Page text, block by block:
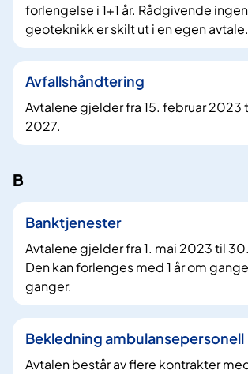
forlengelse i 1+1 år. Rådgivende
geoteknikk er skilt ut i en egen avtale.
Avfallshåndtering
Avtalene gjelder fra 15. februar 2023
2027.
B
Banktjenester
Avtalene gjelder fra 1. mai 2023 til
Den kan forlenges med 1 år om
ganger.
Bekledning ambulansepersonell
Avtalen består av flere kontrakter